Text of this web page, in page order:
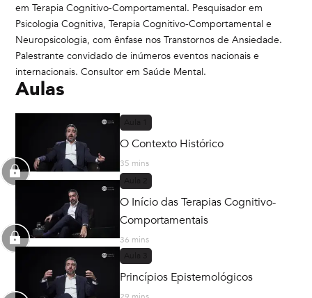
em Terapia Cognitivo-Comportamental. Pesquisador em
Psicologia Cognitiva, Terapia Cognitivo-Comportamental e
Neuropsicologia, com ênfase nos Transtornos de Ansiedade.
Palestrante convidado de inúmeros eventos nacionais e
internacionais. Consultor em Saúde Mental.
Aulas
O Contexto Histórico
35 mins
O Início das Terapias Cognitivo-
Comportamentais
36 mins
Princípios Epistemológicos